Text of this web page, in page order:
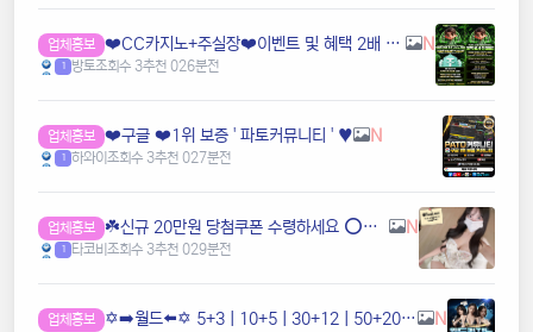
업체홍보 ❤️CC️카지노+주실장❤️이벤트 및 혜택 2배 (중복⭕️)❤️탄탄한 자본, 무사고 ✅빠른충환✅ N
1 방토조회수 3추천 026분전
업체홍보 ❤️️구글 ❤️1위 보증 ' 파토커뮤니티 ' ♥️ N
1 하와이 조회수 3추천 027분전
업체홍보 ☘️️신규 20만원 당첨쿠폰 수령하세요 ⭕️⭕️ 유튜브검색 > 수아영상방☘️ N
1 타코비 조회수 3추천 029분전
업체홍보 ✡️➡️월드⬅️✡️ 5+3ㅣ10+5ㅣ30+12ㅣ50+20ㅣ100+35ㅣ200+70 ✡️무한매충✡️모든배팅제재없음✡️다양한 이벤트✡️ pfgg N